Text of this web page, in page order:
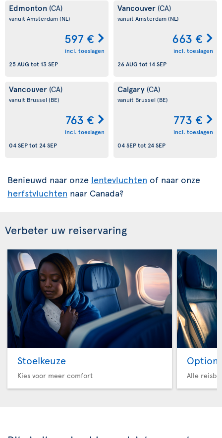
Edmonton (CA)
vanuit Amsterdam(NL)
597 €
incl. toeslagen
25 AUG tot 13 SEP
Vancouver (CA)
vanuit Amsterdam(NL)
663 €
incl. toeslagen
26 AUG tot 14 SEP
Vancouver (CA)
vanuit Brussel (BE)
763 €
incl. toeslagen
04 SEPtot 24 SEP
Calgary (CA)
vanuit Brussel (BE)
773 €
incl. toeslagen
04 SEPtot 24 SEP
Benieuwd naar onze lentevluchten of naar onze
herfstvluchten naar Canada?
Verbeter uw reiservaring
Stoelkeuze
Kies voor meer comfort
Option
Alle